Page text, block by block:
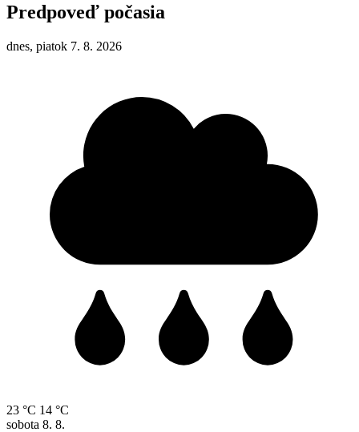
Predpoveď počasia
dnes, piatok 7. 8. 2026
23 °C 14 °C
sobota 8. 8.